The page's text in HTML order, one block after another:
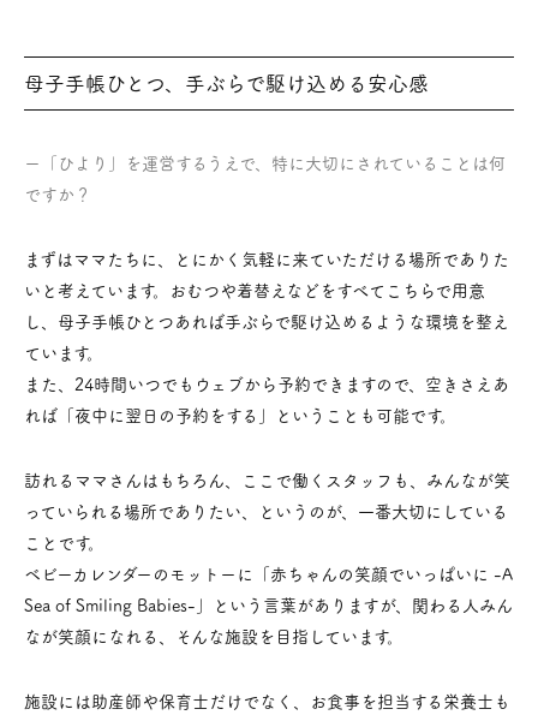
母子手帳ひとつ、手ぶらで駆け込める安心感
ー「ひより」を運営するうえで、特に大切にされていることは何
ですか？
まずはママたちに、とにかく気軽に来ていただける場所でありた
いと考えています。おむつや着替えなどをすべてこちらで用意
し、母子手帳ひとつあれば手ぶらで駆け込めるような環境を整え
ています。
また、24時間いつでもウェブから予約できますので、空きさえあ
れば「夜中に翌日の予約をする」ということも可能です。
訪れるママさんはもちろん、ここで働くスタッフも、みんなが笑
っていられる場所でありたい、というのが、一番大切にしている
ことです。
ベビーカレンダーのモットーに「赤ちゃんの笑顔でいっぱいに -A
Sea of Smiling Babies-」という言葉がありますが、関わる人みん
なが笑顔になれる、そんな施設を目指しています。
施設には助産師や保育士だけでなく、お食事を担当する栄養士も